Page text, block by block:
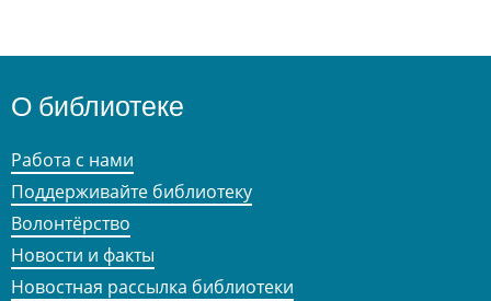
О библиотеке
Работа с нами
Поддерживайте библиотеку
Волонтёрство
Новости и факты
Новостная рассылка библиотеки